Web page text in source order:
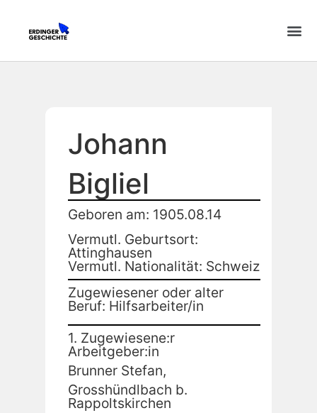
Johann
Bigliel
Geboren am: 1905.08.14
Vermutl. Geburtsort:
Attinghausen
Vermutl. Nationalität: Schweiz
Zugewiesener oder alter
Beruf: Hilfsarbeiter/in
1. Zugewiesene:r
Arbeitgeber:in
Brunner Stefan,
Grosshündlbach b.
Rappoltskirchen